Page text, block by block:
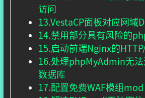
访问
13.VestaCP面板对应网域
14.禁用部分具有风险的
15.启动前端Nginx的
16.处理phpMyAdmin无
数据库
17.配置免费WAF模组